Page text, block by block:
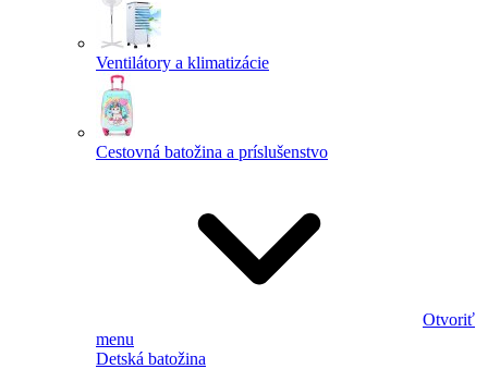
Ventilátory a klimatizácie
Cestovná batožina a príslušenstvo
Otvoriť
menu
Detská batožina